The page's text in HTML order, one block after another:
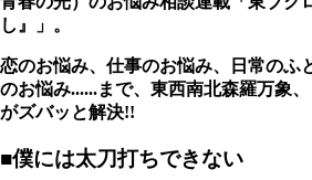
し』」。
恋のお悩み、仕事のお悩み、日常のふ
のお悩み......まで、東西南北森羅万象
がズバッと解決!!
■僕には太刀打ちできない